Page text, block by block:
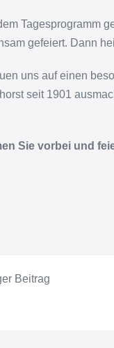
Tagesprogramm
gefeiert. Dann
uns auf einen
seit 1901
Sie vorbei und
Beitrag